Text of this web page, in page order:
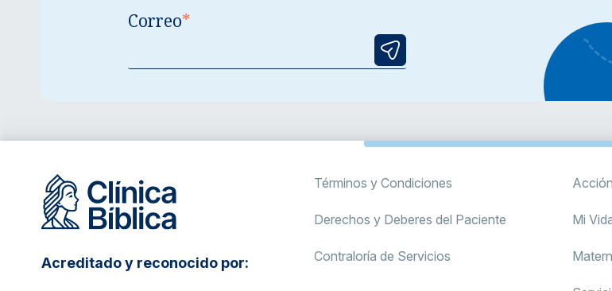
Correo*
Acreditado y reconocido por:
Términos y Condiciones
Derechos y Deberes del Paciente
Contraloría de Servicios
Mi